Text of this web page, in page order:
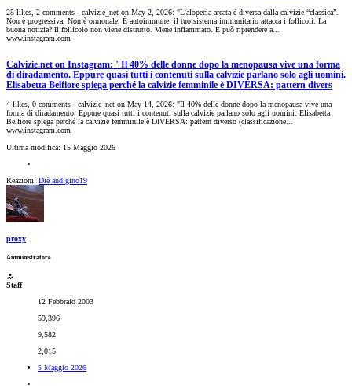
25 likes, 2 comments - calvizie_net on May 2, 2026: "L’alopecia areata è diversa dalla calvizie “classica”.
Non è progressiva. Non è ormonale. È autoimmune: il tuo sistema immunitario attacca i follicoli. La
buona notizia? Il follicolo non viene distrutto. Viene infiammato. E può riprendere a...
www.instagram.com
Calvizie.net on Instagram: "Il 40% delle donne dopo la menopausa vive una forma
di diradamento. Eppure quasi tutti i contenuti sulla calvizie parlano solo agli uomini.
Elisabetta Belfiore spiega perché la calvizie femminile è DIVERSA: pattern divers
4 likes, 0 comments - calvizie_net on May 14, 2026: "Il 40% delle donne dopo la menopausa vive una
forma di diradamento. Eppure quasi tutti i contenuti sulla calvizie parlano solo agli uomini. Elisabetta
Belfiore spiega perché la calvizie femminile è DIVERSA: pattern diverso (classificazione...
www.instagram.com
Ultima modifica: 15 Maggio 2026
Reazioni: Diè and gino19
proxy
Amministratore
Staff
12 Febbraio 2003
59,396
9,582
2,015
5 Maggio 2026